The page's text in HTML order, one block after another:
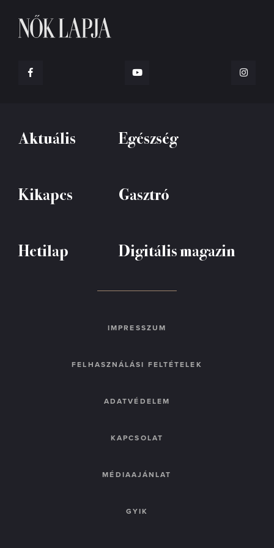
Aktuális Egészség
Kikapcs Gasztró
Hetilap Digitális magazin
IMPRESSZUM
FELHASZNÁLÁSI FELTÉTELEK
ADATVÉDELEM
KAPCSOLAT
MÉDIAAJÁNLAT
GYIK